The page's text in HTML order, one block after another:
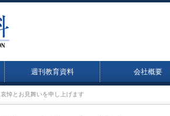
週刊教育資料 会社概要
哀悼とお見舞いを申し上げます